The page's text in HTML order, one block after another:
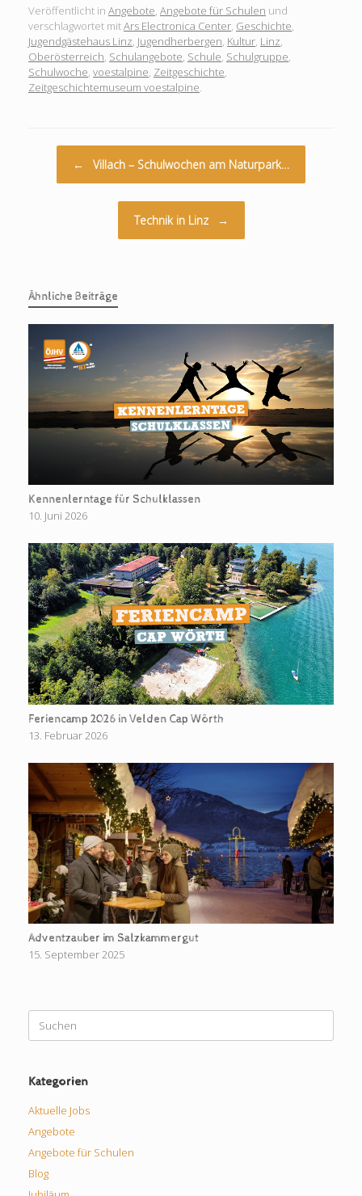
Veröffentlicht in Angebote, Angebote für Schulen und
verschlagwortet mitArs Electronica Center, Geschichte,
Jugendgästehaus Linz, Jugendherbergen, Kultur, Linz,
Oberösterreich, Schulangebote, Schule, Schulgruppe,
Schulwoche, voestalpine, Zeitgeschichte,
Zeitgeschichtemuseum voestalpine.
← Villach – Schulwochen am Naturpark…
Technik in Linz →
Ähnliche Beiträge
Kennenlerntage für Schulklassen
10. Juni 2026
Feriencamp 2026 in Velden Cap Wörth
13. Februar 2026
Adventzauber im Salzkammergut
15. September 2025
nach:
Kategorien
Aktuelle Jobs
Angebote
Angebote für Schulen
Blog